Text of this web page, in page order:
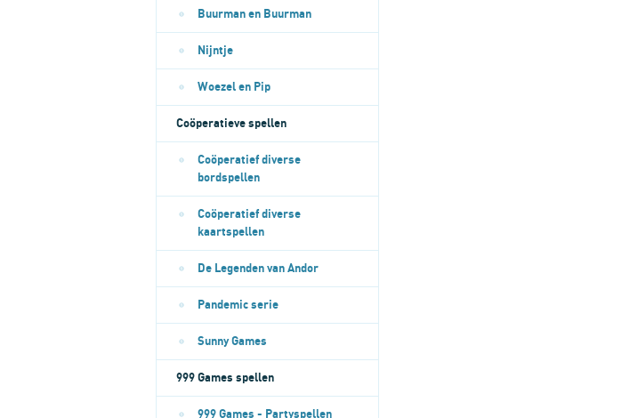
Buurman en Buurman
Nijntje
Woezel en Pip
Coöperatieve spellen
Coöperatief diverse
bordspellen
Coöperatief diverse
kaartspellen
De Legenden van Andor
Pandemic serie
Sunny Games
999 Games spellen
999 Games - Partyspellen